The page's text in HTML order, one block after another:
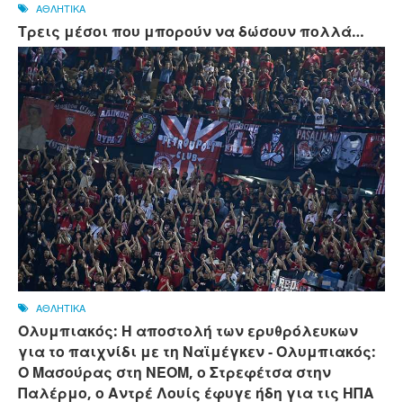
ΑΘΛΗΤΙΚΑ
Τρεις μέσοι που μπορούν να δώσουν πολλά…
ΑΘΛΗΤΙΚΑ
Ολυμπιακός: Η αποστολή των ερυθρόλευκων
για το παιχνίδι με τη Ναϊμέγκεν - Ολυμπιακός:
Ο Μασούρας στη ΝΕΟΜ, ο Στρεφέτσα στην
Παλέρμο, ο Αντρέ Λουίς έφυγε ήδη για τις ΗΠΑ